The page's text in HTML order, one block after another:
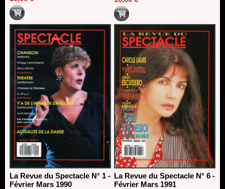
La Revue du Spectacle N° 1 -
Février Mars 1990
La Revue du Spectacle N° 6 -
Février Mars 1991